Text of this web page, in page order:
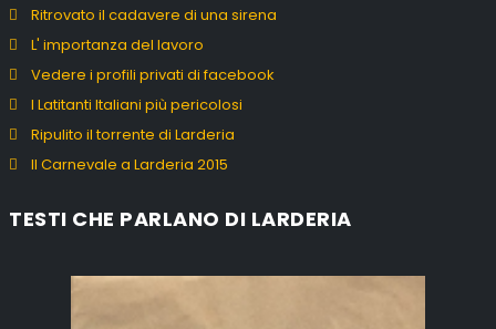
Ritrovato il cadavere di una sirena
L' importanza del lavoro
Vedere i profili privati di facebook
I Latitanti Italiani più pericolosi
Ripulito il torrente di Larderia
Il Carnevale a Larderia 2015
TESTI CHE PARLANO DI LARDERIA